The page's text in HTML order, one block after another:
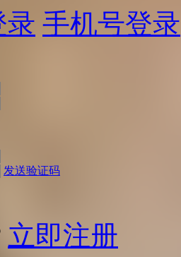
录 手机号登录
发送验证码
立即注册